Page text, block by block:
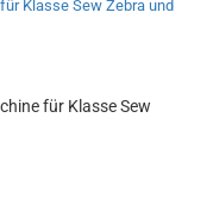
für Klasse Sew